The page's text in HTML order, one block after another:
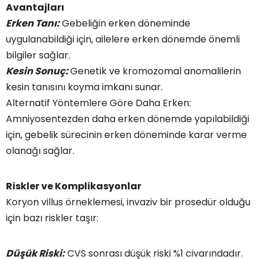
Avantajları
Erken Tanı:Gebeliğin erken döneminde
uygulanabildiği için, ailelere erken dönemde önemli
bilgiler sağlar.
Kesin Sonuç:Genetik ve kromozomal anomalilerin
kesin tanısını koyma imkanı sunar.
Alternatif Yöntemlere Göre Daha Erken:
Amniyosentezden daha erken dönemde yapılabildiği
için, gebelik sürecinin erken döneminde karar verme
olanağı sağlar.
Riskler ve Komplikasyonlar
Koryon villus örneklemesi, invaziv bir prosedür olduğu
için bazı riskler taşır:
Düşük Riski:CVS sonrası düşük riski %1 civarındadır.